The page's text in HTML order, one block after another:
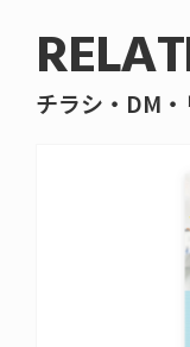
チラシ・DM